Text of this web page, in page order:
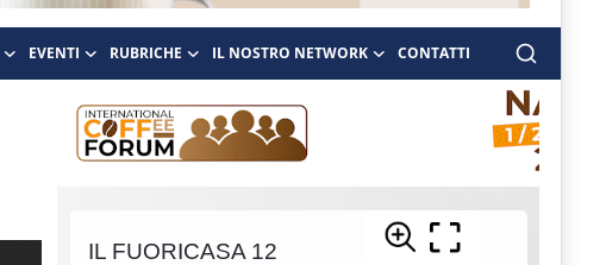
EVENTI RUBRICHE IL NOSTRO NETWORK CONTATTI